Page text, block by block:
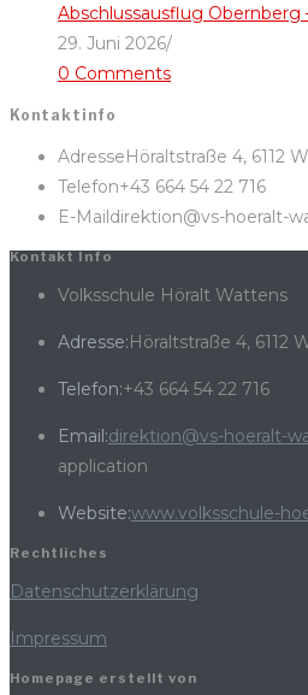
Abschlussausflug Obernberg
29. Juni 2026/
0 Comments
Kontaktinfo
AdresseHöraltstraße 4, 6112
Telefon+43 664 54 22 716
E-Maildirektion@vs-hoeralt-
Kontakt Info
Volksschule Höralt Wattens
Adresse:Höraltstraße 4, 6112
Telefon:+43 664 54 22 716
Email:direktion@vs-hoeralt-
application
Website:www.volksschule-
Rechtliches
Datenschutzerklärung
Impressum
Homepage erstellt von